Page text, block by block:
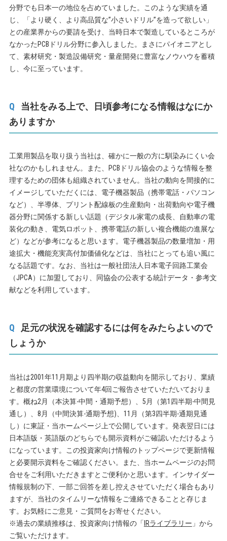
分野でも日本一の地位を占めていました。このような実績を通
じ、「より硬く、より高品質な”小さいドリル”を造って欲しい」
との産業界からの要請を受け、当時日本で製造しているところが
なかったPCBドリル分野に参入しました。まさにパイオニアとし
て、素材研究・製造設備研究・量産開発に豊富なノウハウを蓄積
し、今に至っています。
当社をみる上で、日頃参考になる情報はなにか
ありますか
工業用製品を取り扱う当社は、確かに一般の方に馴染みにくい会
社なのかもしれません。また、PCBドリル協会のような情報を整
理するための団体も組織されていません。当社の動向を間接的に
イメージしていただくには、電子機器製品（携帯電話・パソコン
など）、半導体、プリント配線板の生産動向・出荷動向や電子機
器分野に関係する新しい話題（デジタル家電の成長、自動車の電
装化の動き、電気ロボット、携帯電話の新しい複合機能の進展な
ど）などが参考になると思います。電子機器製品の数量増加・用
途拡大・機能充実高付加価値化などは、当社にとっても追い風に
なる話題です。なお、当社は一般社団法人日本電子回路工業会
（JPCA）に加盟しており、同協会の公表する統計データ・参考文
献などを利用しています。
足元の状況を確認するには何をみたらよいので
しょうか
当社は2001年11月期より四半期の収益動向を開示しており、業績
と都度の営業環境について年4回ご報告させていただいておりま
す。概ね2月（本決算-中間・通期予想）、5月（第1四半期-中間見
通し）、8月（中間決算-通期予想)、11月（第3四半期-通期見通
し）に東証・当ホームページ上で公開しています。発表翌日には
日本語版・英語版のどちらでも開示資料がご確認いただけるよう
になっています。この投資家向け情報のトップページで更新情報
と必要開示資料をご確認ください。また、当ホームページのお問
合せをご利用いただきますとご便利かと思います。インサイダー
情報規制の下、一部ご回答を差し控えさせていただく場合もあり
ますが、当社のタイムリーな情報をご連絡できることと存じま
す。お気軽にご意見・ご質問をお寄せください。
※過去の業績推移は、投資家向け情報の「 IRライブラリー 」から
ご覧いただけます。